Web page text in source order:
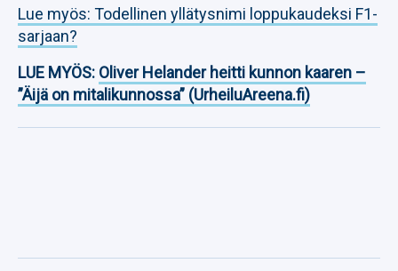
Lue myös: Todellinen yllätysnimi loppukaudeksi F1-
sarjaan?
LUE MYÖS: Oliver Helander heitti kunnon kaaren –
”Äijä on mitalikunnossa” (UrheiluAreena.fi)